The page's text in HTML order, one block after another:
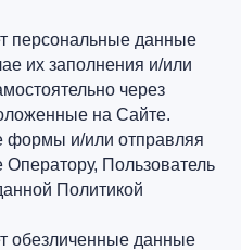
персональные данные
их заполнения и/или
через
на Сайте.
формы и/или отправляя
Пользователь
Политикой
обезличенные данные